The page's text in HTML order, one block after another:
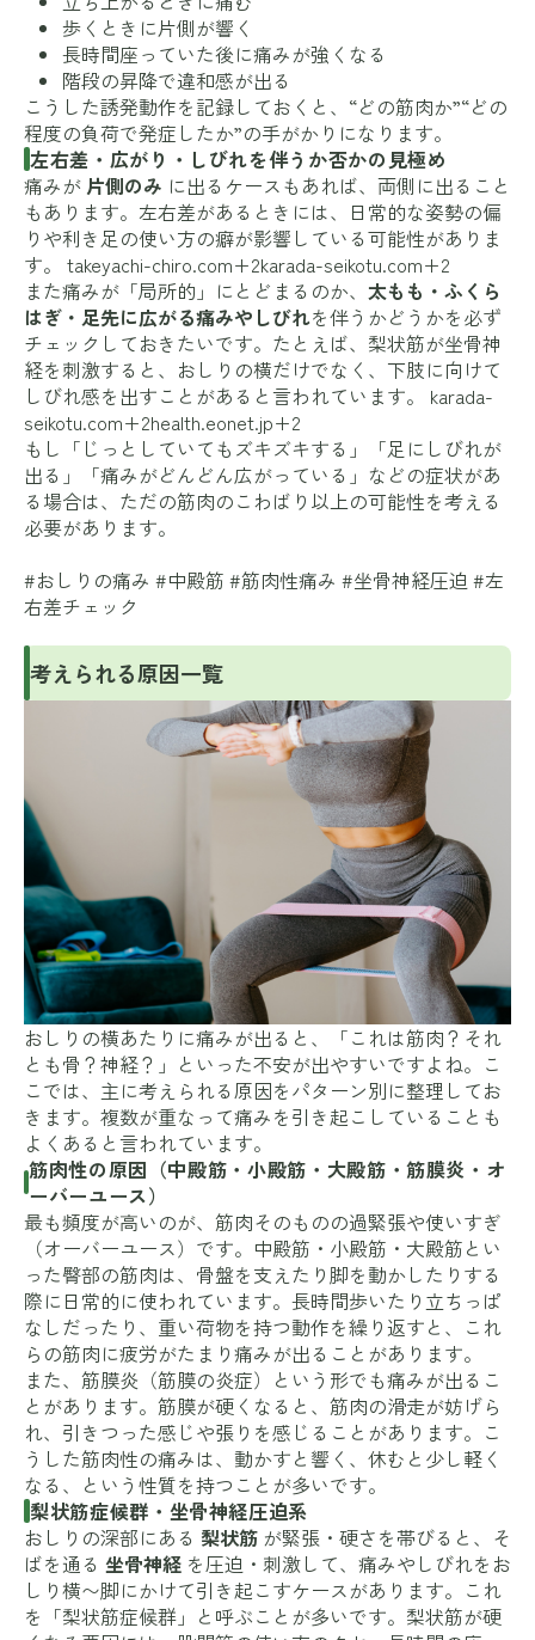
歩くときに片側が響く
長時間座っていた後に痛みが強くなる
階段の昇降で違和感が出る
こうした誘発動作を記録しておくと、“どの筋肉か”“どの
程度の負荷で発症したか”の手がかりになります。
左右差・広がり・しびれを伴うか否かの見極め
痛みが 片側のみ に出るケースもあれば、両側に出ること
もあります。左右差があるときには、日常的な姿勢の偏
りや利き足の使い方の癖が影響している可能性がありま
す。 takeyachi-chiro.com+2karada-seikotu.com+2
また痛みが「局所的」にとどまるのか、 太もも・ふくら
はぎ・足先に広がる痛みやしびれを伴うかどうかを必ず
チェックしておきたいです。たとえば、梨状筋が坐骨神
経を刺激すると、おしりの横だけでなく、下肢に向けて
しびれ感を出すことがあると言われています。 karada-
seikotu.com+2health.eonet.jp+2
もし「じっとしていてもズキズキする」「足にしびれが
出る」「痛みがどんどん広がっている」などの症状があ
る場合は、ただの筋肉のこわばり以上の可能性を考える
必要があります。
#おしりの痛み #中殿筋 #筋肉性痛み #坐骨神経圧迫 #左
右差チェック
考えられる原因一覧
おしりの横あたりに痛みが出ると、「これは筋肉？それ
とも骨？神経？」といった不安が出やすいですよね。こ
こでは、主に考えられる原因をパターン別に整理してお
きます。複数が重なって痛みを引き起こしていることも
よくあると言われています。
筋肉性の原因（中殿筋・小殿筋・大殿筋・筋膜炎・オ
ーバーユース）
最も頻度が高いのが、筋肉そのものの過緊張や使いすぎ
（オーバーユース）です。中殿筋・小殿筋・大殿筋とい
った臀部の筋肉は、骨盤を支えたり脚を動かしたりする
際に日常的に使われています。長時間歩いたり立ちっぱ
なしだったり、重い荷物を持つ動作を繰り返すと、これ
らの筋肉に疲労がたまり痛みが出ることがあります。
また、筋膜炎（筋膜の炎症）という形でも痛みが出るこ
とがあります。筋膜が硬くなると、筋肉の滑走が妨げら
れ、引きつった感じや張りを感じることがあります。こ
うした筋肉性の痛みは、動かすと響く、休むと少し軽く
なる、という性質を持つことが多いです。
梨状筋症候群・坐骨神経圧迫系
おしりの深部にある 梨状筋 が緊張・硬さを帯びると、そ
ばを通る 坐骨神経 を圧迫・刺激して、痛みやしびれをお
しり横〜脚にかけて引き起こすケースがあります。これ
を「梨状筋症候群」と呼ぶことが多いです。梨状筋が硬